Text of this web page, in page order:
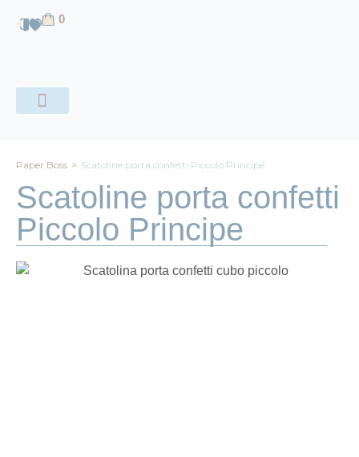
0
Paper Boss > Scatoline porta confetti Piccolo Principe
Scatoline porta confetti
Piccolo Principe